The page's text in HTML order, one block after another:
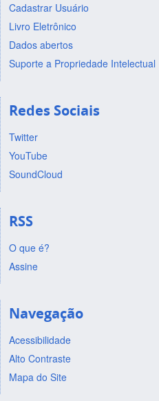
Cadastrar Usuário
Livro Eletrônico
Dados abertos
Suporte a Propriedade Intelectual
Redes Sociais
Twitter
YouTube
SoundCloud
RSS
O que é?
Assine
Navegação
Acessibilidade
Alto Contraste
Mapa do Site